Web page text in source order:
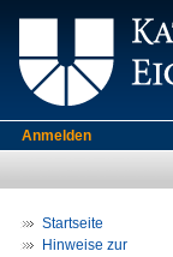
Anmelden
Startseite
Hinweise zur